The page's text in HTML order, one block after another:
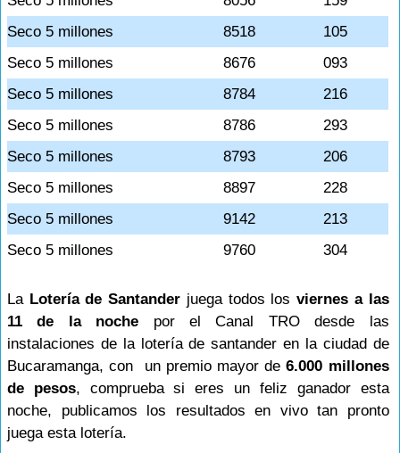
Seco 5 millones
8518
105
Seco 5 millones
8676
093
Seco 5 millones
8784
216
Seco 5 millones
8786
293
Seco 5 millones
8793
206
Seco 5 millones
8897
228
Seco 5 millones
9142
213
Seco 5 millones
9760 304
La Lotería de Santander juega todos losviernes a las
11 de la noche por el Canal TRO desde las
instalaciones de la lotería de santander en la ciudad de
Bucaramanga, con un premio mayor de6.000 millones
de pesos, comprueba si eres un feliz ganador esta
noche, publicamos los resultados en vivo tan pronto
juega esta lotería.